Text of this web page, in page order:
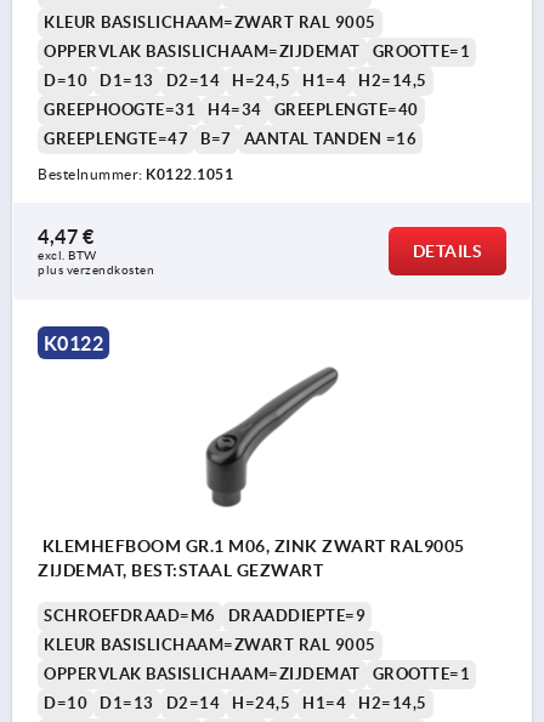
KLEUR BASISLICHAAM=ZWART RAL 9005
OPPERVLAK BASISLICHAAM=ZIJDEMAT
GROOTTE=1
D=10
D1=13 D2=14 H=24,5 H1=4
H2=14,5
GREEPHOOGTE=31
H4=34
GREEPLENGTE=40
GREEPLENGTE=47
B=7 AANTAL TANDEN =16
Bestelnummer: K0122.1051
4,47 €
excl. BTW
plus verzendkosten
DETAILS
K0122
KLEMHEFBOOM GR.1 M06, ZINK ZWART RAL9005
ZIJDEMAT, BEST:STAAL GEZWART
SCHROEFDRAAD=M6
DRAADDIEPTE=9
KLEUR BASISLICHAAM=ZWART RAL 9005
OPPERVLAK BASISLICHAAM=ZIJDEMAT
GROOTTE=1
D=10
D1=13 D2=14 H=24,5 H1=4
H2=14,5